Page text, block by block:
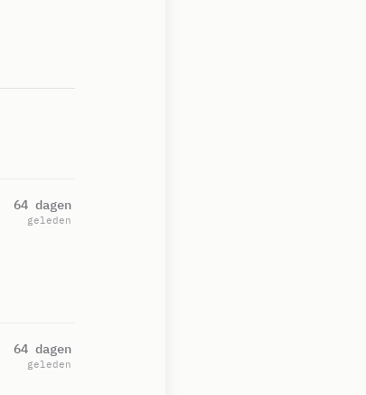
64 dagen
geleden
64 dagen
geleden